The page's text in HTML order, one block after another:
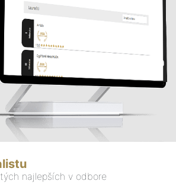
najlepších v odbore